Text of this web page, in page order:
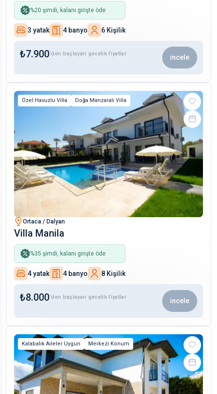
%20 şimdi, kalanı girişte öde
3 yatak 4 banyo 6 Kişilik
₺7.900‘den başlayan gecelik fiyatlar incele
Özel Havuzlu Villa Doğa Manzaralı Villa
Ortaca / Dalyan
Villa Manila
%35 şimdi, kalanı girişte öde
4 yatak 4 banyo 8 Kişilik
₺8.000‘den başlayan gecelik fiyatlar incele
Kalabalık Aileler Uygun Merkezi Konum